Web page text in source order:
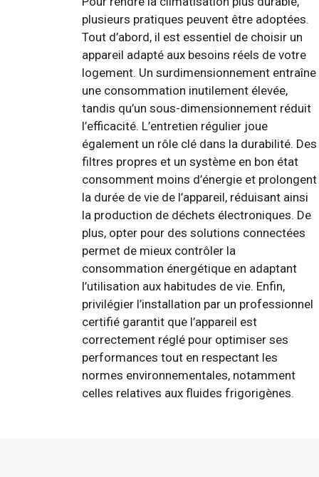
plusieurs pratiques peuvent être adoptées.
Tout d’abord, il est essentiel de choisir un
appareil adapté aux besoins réels de votre
logement. Un surdimensionnement entraîne
une consommation inutilement élevée,
tandis qu’un sous-dimensionnement réduit
l’efficacité. L’entretien régulier joue
également un rôle clé dans la durabilité. Des
filtres propres et un système en bon état
consomment moins d’énergie et prolongent
la durée de vie de l’appareil, réduisant ainsi
la production de déchets électroniques. De
plus, opter pour des solutions connectées
permet de mieux contrôler la
consommation énergétique en adaptant
l’utilisation aux habitudes de vie. Enfin,
privilégier l’installation par un professionnel
certifié garantit que l’appareil est
correctement réglé pour optimiser ses
performances tout en respectant les
normes environnementales, notamment
celles relatives aux fluides frigorigènes.